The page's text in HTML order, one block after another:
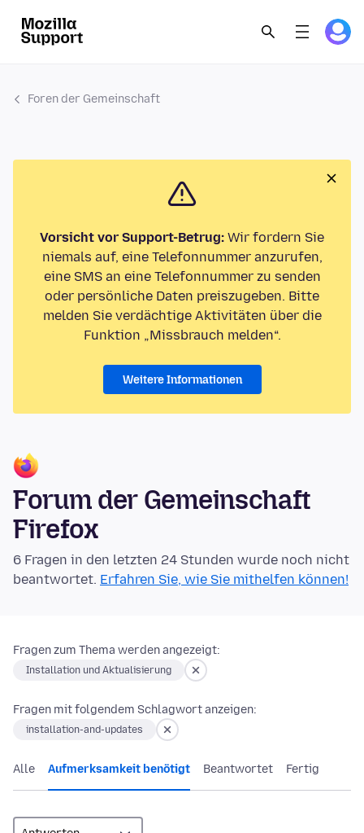
Foren der Gemeinschaft
Vorsicht vor Support-Betrug: Wir fordern Sie
niemals auf, eine Telefonnummer anzurufen,
eine SMS an eine Telefonnummer zu senden
oder persönliche Daten preiszugeben. Bitte
melden Sie verdächtige Aktivitäten über die
Funktion „Missbrauch melden“.
Weitere Informationen
Forum der Gemeinschaft
Firefox
6 Fragen in den letzten 24 Stunden wurde noch nicht
beantwortet. Erfahren Sie, wie Sie mithelfen können!
Fragen zum Thema werden angezeigt:
Installation und Aktualisierung
Fragen mit folgendem Schlagwort anzeigen:
installation-and-updates
Alle Aufmerksamkeit benötigt Beantwortet Fertig